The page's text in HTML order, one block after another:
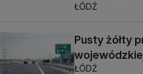
ŁÓDŹ
Pusty żółty
ŁÓDŹ